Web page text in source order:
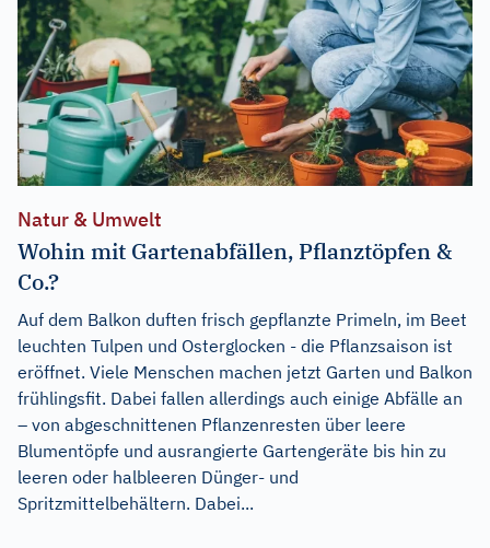
Natur & Umwelt
Wohin mit Gartenabfällen, Pflanztöpfen &
Co.?
Auf dem Balkon duften frisch gepflanzte Primeln, im Beet
leuchten Tulpen und Osterglocken - die Pflanzsaison ist
eröffnet. Viele Menschen machen jetzt Garten und Balkon
frühlingsfit. Dabei fallen allerdings auch einige Abfälle an
– von abgeschnittenen Pflanzenresten über leere
Blumentöpfe und ausrangierte Gartengeräte bis hin zu
leeren oder halbleeren Dünger- und
Spritzmittelbehältern. Dabei...